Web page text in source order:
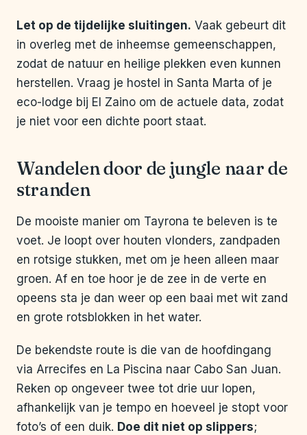
Let op de tijdelijke sluitingen. Vaak gebeurt dit
in overleg met de inheemse gemeenschappen,
zodat de natuur en heilige plekken even kunnen
herstellen. Vraag je hostel in Santa Marta of je
eco-lodge bij El Zaino om de actuele data, zodat
je niet voor een dichte poort staat.
Wandelen door de jungle naar de
stranden
De mooiste manier om Tayrona te beleven is te
voet. Je loopt over houten vlonders, zandpaden
en rotsige stukken, met om je heen alleen maar
groen. Af en toe hoor je de zee in de verte en
opeens sta je dan weer op een baai met wit zand
en grote rotsblokken in het water.
De bekendste route is die van de hoofdingang
via Arrecifes en La Piscina naar Cabo San Juan.
Reken op ongeveer twee tot drie uur lopen,
afhankelijk van je tempo en hoeveel je stopt voor
foto’s of een duik. Doe dit niet op slippers;